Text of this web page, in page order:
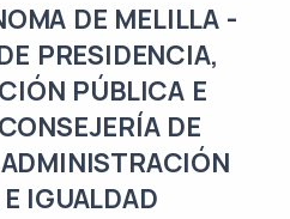
DE MELILLA -
PRESIDENCIA,
PÚBLICA E
DE
IGUALDAD